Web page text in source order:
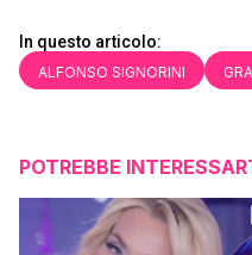
In questo articolo:
ALFONSO SIGNORINI
POTREBBE